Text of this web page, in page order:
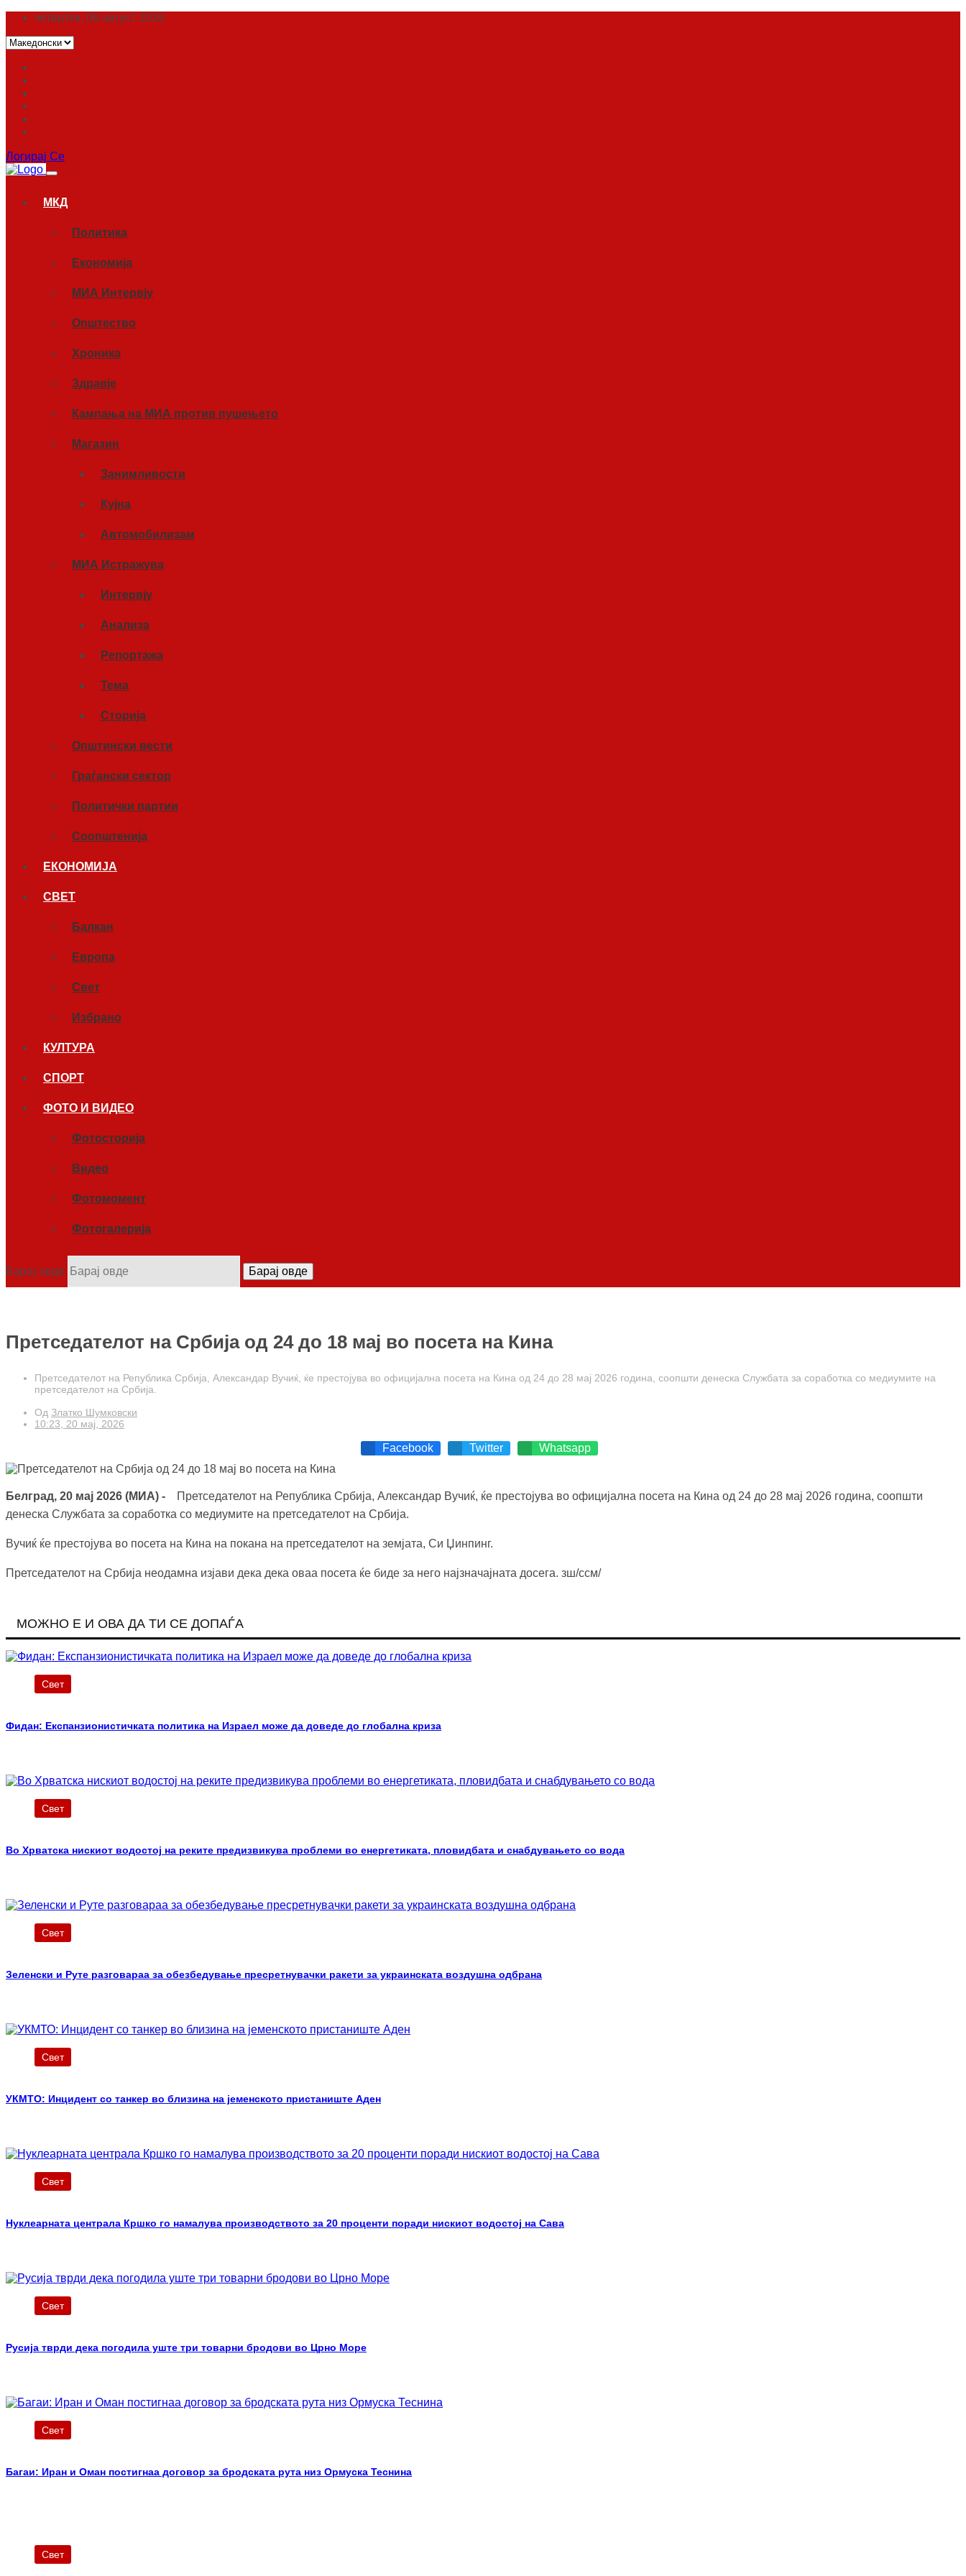
четврток, 06 август 2026
Логирај Се
МКД
Политика
Економија
МИА Интервју
Општество
Хроника
Здравје
Кампања на МИА против пушењето
Магазин
Занимливости
Кујна
Автомобилизам
МИА Истражува
Интервју
Анализа
Репортажа
Тема
Сторија
Општински вести
Граѓански сектор
Политички партии
Соопштенија
ЕКОНОМИЈА
СВЕТ
Балкан
Европа
Свет
Избрано
КУЛТУРА
СПОРТ
ФОТО И ВИДЕО
Фотосторија
Видео
Фотомомент
Фотогалерија
Барај овде Барај овде
Претседателот на Србија од 24 до 18 мај во посета на Кина
Претседателот на Република Србија, Александар Вучиќ, ќе престојува во официјална посета на Кина од 24 до 28 мај 2026 година, соопшти денеска Службата за соработка со медиумите на
претседателот на Србија.
Од Златко Шумковски
10:23, 20 мај, 2026
Facebook Twitter Whatsapp
Белград, 20 мај 2026 (МИА) -
Претседателот на Република Србија, Александар Вучиќ, ќе престојува во официјална посета на Кина од 24 до 28 мај 2026 година, соопшти
денеска Службата за соработка со медиумите на претседателот на Србија.
Вучиќ ќе престојува во посета на Кина на покана на претседателот на земјата, Си Џинпинг.
Претседателот на Србија неодамна изјави дека дека оваа посета ќе биде за него најзначајната досега. зш/ссм/
МОЖНО Е И ОВА ДА ТИ СЕ ДОПАЃА
Свет
Фидан: Експанзионистичката политика на Израел може да доведе до глобална криза
Свет
Во Хрватска нискиот водостој на реките предизвикува проблеми во енергетиката, пловидбата и снабдувањето со вода
Свет
Зеленски и Руте разговараа за обезбедување пресретнувачки ракети за украинската воздушна одбрана
Свет
УКМТО: Инцидент со танкер во близина на јеменското пристаниште Аден
Свет
Нуклеарната централа Кршко го намалува производството за 20 проценти поради нискиот водостој на Сава
Свет
Русија тврди дека погодила уште три товарни бродови во Црно Море
Свет
Багаи: Иран и Оман постигнаа договор за бродската рута низ Ормуска Теснина
Свет